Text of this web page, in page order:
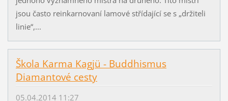
jsou často reinkarnovaní lamové střídající se s „držiteli
linie“,...
Škola Karma Kagjü - Buddhismus
Diamantové cesty
05.04.2014 11:27